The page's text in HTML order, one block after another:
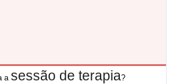
asessão de terapia?